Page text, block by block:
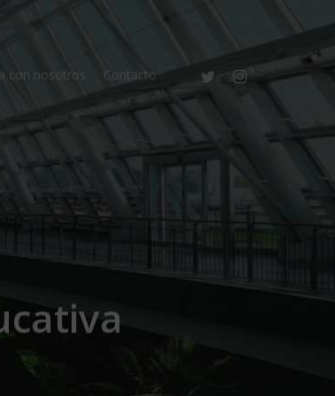
con nosotros Contacto twitter instagram